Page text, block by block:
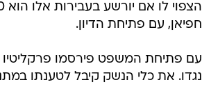
חפיאן, עם פתיחת הדיון.
עם פתיחת המשפט פירסמו
נגדו. את כלי הנשק קיבל לטענתו